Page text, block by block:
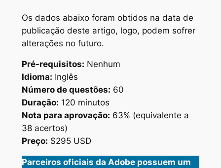
Os dados abaixo foram obtidos na data de
publicação deste artigo, logo, podem sofrer
alterações no futuro.
Pré-requisitos: Nenhum
Idioma: Inglês
Número de questões: 60
Duração: 120 minutos
Nota para aprovação: 63% (equivalente a
38 acertos)
Preço: $295 USD
Parceiros oficiais da Adobe possuem um